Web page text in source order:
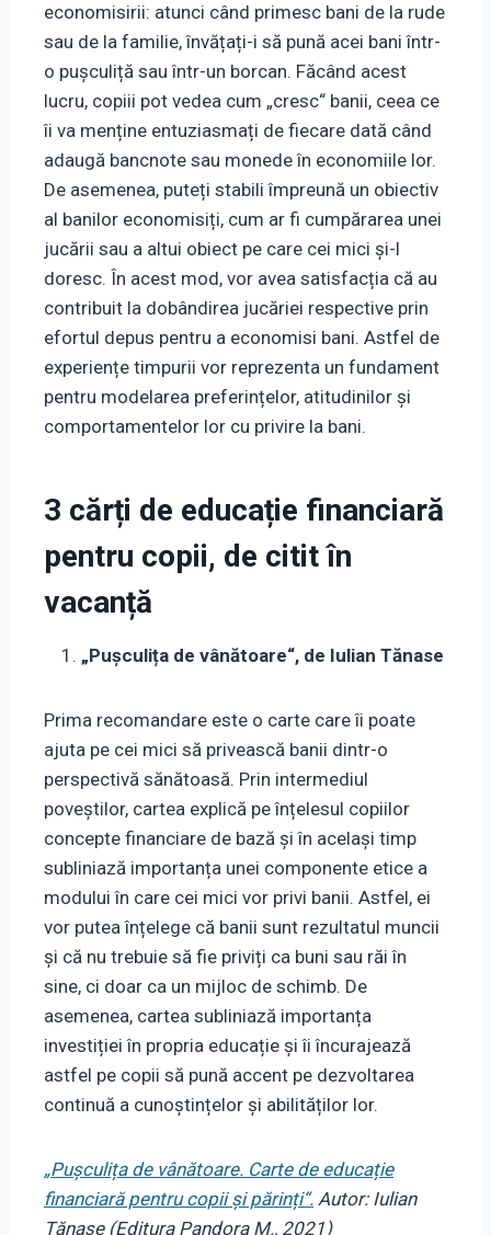
economisirii: atunci când primesc bani de la rude
sau de la familie, învățați-i să pună acei bani într-
o pușculiță sau într-un borcan. Făcând acest
lucru, copiii pot vedea cum „cresc“ banii, ceea ce
îi va menține entuziasmați de fiecare dată când
adaugă bancnote sau monede în economiile lor.
De asemenea, puteți stabili împreună un obiectiv
al banilor economisiți, cum ar fi cumpărarea unei
jucării sau a altui obiect pe care cei mici și-l
doresc. În acest mod, vor avea satisfacția că au
contribuit la dobândirea jucăriei respective prin
efortul depus pentru a economisi bani. Astfel de
experiențe timpurii vor reprezenta un fundament
pentru modelarea preferințelor, atitudinilor și
comportamentelor lor cu privire la bani.
3 cărți de educație financiară
pentru copii, de citit în
vacanță
„Pușculița de vânătoare“, de Iulian Tănase
Prima recomandare este o carte care îi poate
ajuta pe cei mici să privească banii dintr-o
perspectivă sănătoasă. Prin intermediul
poveștilor, cartea explică pe înțelesul copiilor
concepte financiare de bază și în același timp
subliniază importanța unei componente etice a
modului în care cei mici vor privi banii. Astfel, ei
vor putea înțelege că banii sunt rezultatul muncii
și că nu trebuie să fie priviți ca buni sau răi în
sine, ci doar ca un mijloc de schimb. De
asemenea, cartea subliniază importanța
investiției în propria educație și îi încurajează
astfel pe copii să pună accent pe dezvoltarea
continuă a cunoștințelor și abilităților lor.
„Pușculița de vânătoare. Carte de educație
financiară pentru copii și părinți“. Autor: Iulian
Tănase (Editura Pandora M., 2021)